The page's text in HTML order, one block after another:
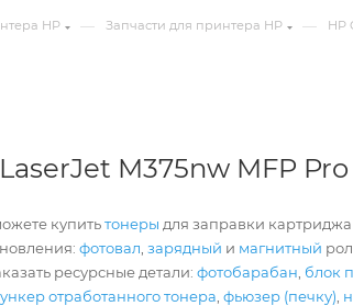
HP — Запчасти для принтера HP — HP
M375nw MFP Pro
купитьтонеры для заправки картриджа
фотовал ,зарядный и магнитный
ресурсные детали:фотобарабан блок
отработанного тонера ,фьюзер (печку)